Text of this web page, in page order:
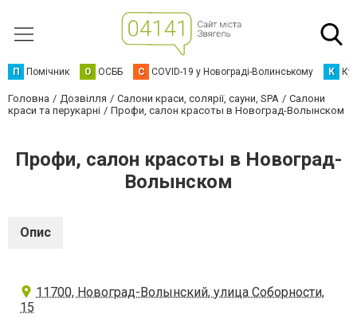
П Помічник О ОСББ C COVID-19 у Новограді-Волинському К
Головна Дозвілля Салони краси, солярії, сауни, SPA
Салони
краси та перукарні
Профи, салон красоты в Новоград-Волынском
Профи, салон красоты в Новоград-
Волынском
Опис
11700, Новоград-Волынский, улица Соборности,
15